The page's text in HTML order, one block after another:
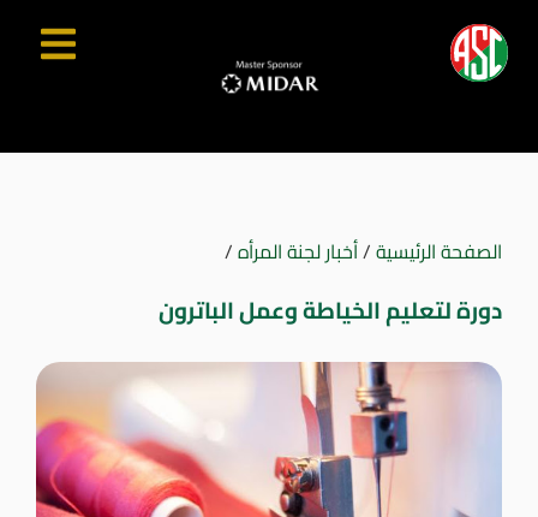
الصفحة الرئيسية/أخبار لجنة المرأه/
دورة لتعليم الخياطة وعمل الباترون